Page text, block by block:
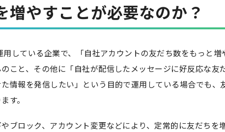
増やすことが必要なのか？
している企業で、「自社アカウントの友だち数をもっと増
こと、その他に「自社が配信したメッセージに好反応な友
た情報を発信したい」という目的で運用している場合でも、
す。
ブロック、アカウント変更などにより、定常的に友だちを